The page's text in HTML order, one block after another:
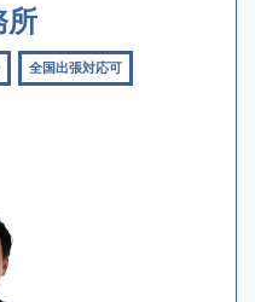
所
全国出張対応可